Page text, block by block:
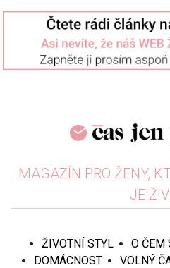
MAGAZÍN PRO ŽENY,
JE
ŽIVOTNÍ STYL O ČEM
DOMÁCNOST
VOLNÝ